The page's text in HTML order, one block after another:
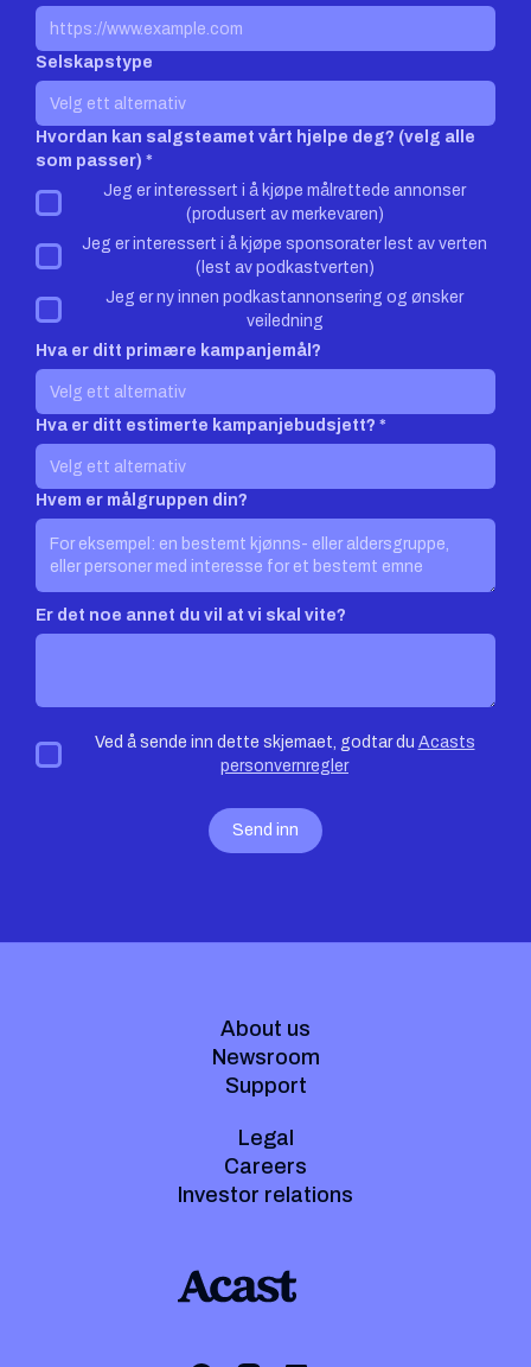
Selskapstype
Hvordan kan salgsteamet vårt hjelpe deg? (velg alle
som passer) *
Jeg er interessert i å kjøpe målrettede annonser
(produsert av merkevaren)
Jeg er interessert i å kjøpe sponsorater lest av verten
(lest av podkastverten)
Jeg er ny innen podkastannonsering og ønsker
veiledning
Hva er ditt primære kampanjemål?
Hva er ditt estimerte kampanjebudsjett? *
Hvem er målgruppen din?
Er det noe annet du vil at vi skal vite?
Ved å sende inn dette skjemaet, godtar du Acasts
personvernregler
About us
Newsroom
Support
Legal
Careers
Investor relations